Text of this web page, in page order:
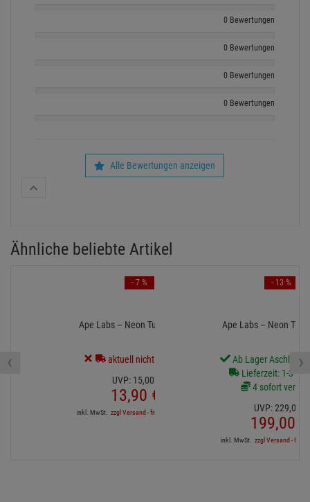
0 Bewertungen
0 Bewertungen
0 Bewertungen
0 Bewertungen
Alle Bewertungen anzeigen
Ähnliche beliebte Artikel
Ape Labs – Neon Tube - Stand
aktuell nicht lieferbar.
UVP: 15,00
13,90 €
inkl. MwSt. zzgl Versand - frei ab 90,-€ in DE
- 7 %
Ape Labs – Neon
Ab Lager
Lieferzeit: 1-3
4 sofort
UVP:229,00
199,00
inkl. MwSt. zzgl Versand - frei
- 13 %
‹ ›